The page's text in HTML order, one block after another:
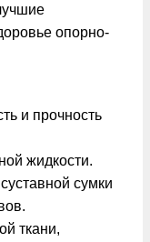
опорно-
и прочность
жидкости.
сумки
ткани,